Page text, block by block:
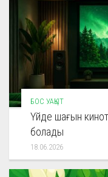
БОС УАҚЫТ
Үйде шағын
болады
18.06.2026